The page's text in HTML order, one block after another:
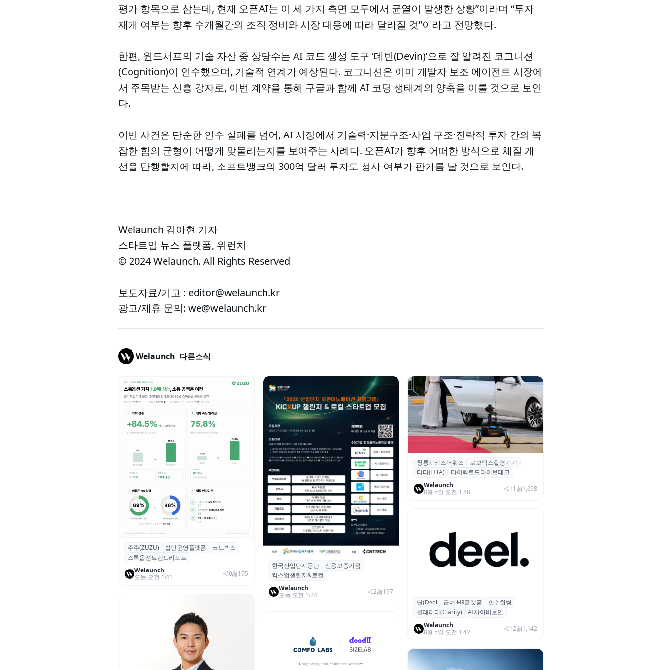
평가 항목으로 삼는데, 현재 오픈AI는 이 세 가지 측면 모두에서 균열이 발생한 상황”이라며 “투자
재개 여부는 향후 수개월간의 조직 정비와 시장 대응에 따라 달라질 것”이라고 전망했다.
한편, 윈드서프의 기술 자산 중 상당수는 AI 코드 생성 도구 ‘데빈(Devin)’으로 잘 알려진 코그니션
(Cognition)이 인수했으며, 기술적 연계가 예상된다. 코그니션은 이미 개발자 보조 에이전트 시장에
서 주목받는 신흥 강자로, 이번 계약을 통해 구글과 함께 AI 코딩 생태계의 양축을 이룰 것으로 보인
다.
이번 사건은 단순한 인수 실패를 넘어, AI 시장에서 기술력·지분구조·사업 구조·전략적 투자 간의 복
잡한 힘의 균형이 어떻게 맞물리는지를 보여주는 사례다. 오픈AI가 향후 어떠한 방식으로 체질 개
선을 단행할지에 따라, 소프트뱅크의 300억 달러 투자도 성사 여부가 판가름 날 것으로 보인다.
Welaunch 김아현 기자
스타트업 뉴스 플랫폼, 위런치
© 2024 Welaunch. All Rights Reserved
보도자료/기고 : editor@welaunch.kr
광고/제휴 문의: we@welaunch.kr
Welaunch 다른소식
스톡옵션 취소율 2년 만에
18.2%→31.3%…권리 발생 즉시 행사 비
중도 급증
주주(ZUZU) 법인운영플랫폼
코드박스
스톡옵션트렌드리포트
Welaunch
오늘 오전 1:41
0 195
산단공·신보, 2026 ‘킥스업 챌린지&로컬’
참여 스타트업 모집
한국산업단지공단
신용보증기금
킥스업챌린지&로컬
Welaunch
오늘 오전 1:24
2 197
청룡시리즈어워즈 레드카펫에 등장한 바
퀴형 이족 보행 로봇 ‘티타(TITA)’
청룡시리즈어워즈
로보틱스촬영기기
티타(TITA)
다이렉트드라이브테크
Welaunch
8월 5일 오전 1:58
11 1,698
글로벌 HR 플랫폼 딜(Deel), ARR 15억
달러 돌파…AI 보안 역량 강화
딜(Deel 급여·HR플랫폼
인수합병
클래리티(Clarity)
AI사이버보안
Welaunch
8월 5일 오전 1:42
12 1,142